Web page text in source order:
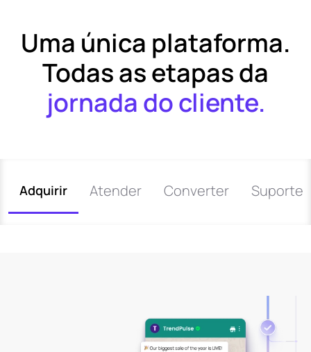
Uma única plataforma.
Todas as etapas da
jornada do cliente.
Adquirir Atender Converter Suporte